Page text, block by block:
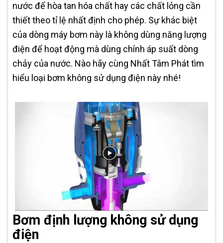
nước để hòa tan hóa chất hay các chất lỏng cần
thiết theo tỉ lệ nhất định cho phép. Sự khác biệt
của dòng máy bơm này là không dùng năng lượng
điện để hoạt động mà dùng chính áp suất dòng
chảy của nước. Nào hãy cùng Nhất Tâm Phát tìm
hiểu loại bơm không sử dụng điện này nhé!
Bơm định lượng không sử dụng
điện